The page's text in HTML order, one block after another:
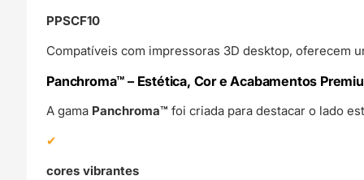
PPSCF10
Compatíveis com impressoras 3D desktop, oferecem
Panchroma™ – Estética, Cor e Acabamentos
A gama Panchroma™ foi criada para destacar o lado
cores vibrantes